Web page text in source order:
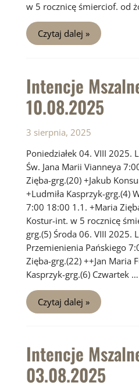
w 5 rocznicę śmierciof. od
Intencje
Mszalne
11.08
Czytaj dalej »
Intencje
10.08.2025
3 sierpnia, 2025
Poniedziałek 04. VIII
Św. Jana Marii Vianneya
Zięba-grg.(20) +Jakub
+Ludmiła Kasprzyk-grg.(4)
7:00 18:00 1.1. +Maria
Kostur-int. w 5 rocznicę
grg.(5) Środa 06. VIII 2025.
Przemienienia Pańskiego
Zięba-grg.(22) ++Jan Maria
Kasprzyk-grg.(6) Czwartek …
Intencje
Mszalne
04.08
Czytaj dalej »
Intencje
03.08.2025